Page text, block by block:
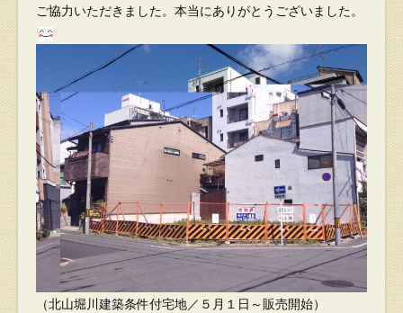
ご協力いただきました。本当にありがとうございました。
（北山堀川建築条件付宅地／５月１日～販売開始）